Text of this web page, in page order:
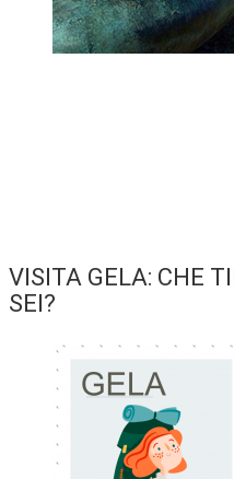
VISITA GELA: CHE
SEI?